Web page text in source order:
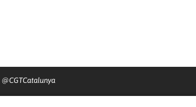
@CGTCatalunya